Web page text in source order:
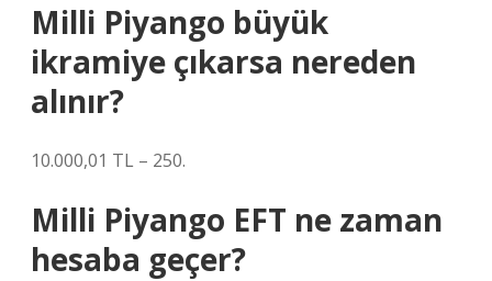
Milli Piyango büyük
ikramiye çıkarsa nereden
alınır?
10.000,01 TL – 250.
Milli Piyango EFT ne zaman
hesaba geçer?